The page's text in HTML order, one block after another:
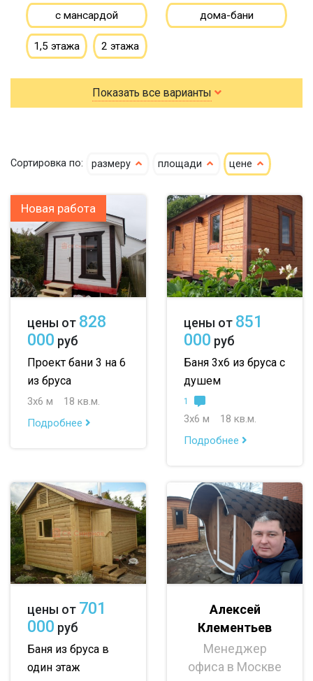
с мансардой
1,5 этажа 2 этажа
дома-бани
По типу бруса:
клееный сухой
клееный кедр
сухой кедр
профилированный
100х150
150х150
150х200
По размеру:
3х4 3х5 3х6
5х5 5х6 5х7
6х6 6х7 6х8
7х8 7х10 8х8
8х9 большие
небольшие
маленькие
до 150 м
до 200 м
По опциям:
с котельной с панорамными окнами
со вторым светом с санузлом с ванной
с туалетом с гостевой комнатой
с навесом для авто
Показать все варианты
Сортировка по: размеру площади цене
Новая работа
цены от 828
000 руб
Проект бани 3 на 6
из бруса
3х6 м
18 кв.м.
Подробнее
цены от 851
000 руб
Баня 3х6 из бруса с
душем
1
3х6 м
18 кв.м.
Подробнее
цены от 701
000 руб
Баня из бруса в
один этаж
Алексей
Клементьев
Менеджер
офиса в Москве